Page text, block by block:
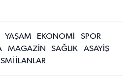
YAŞAM EKONOMİ
SPOR
MAGAZİN SAĞLIK
ASAYİŞ
İLANLAR